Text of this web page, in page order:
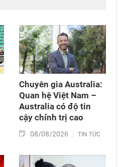
Chuyên gia Australia:
Quan hệ Việt Nam –
Australia có độ tin
cậy chính trị cao
08/08/2026 TIN TỨC